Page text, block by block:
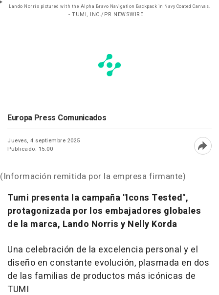
Lando Norris pictured with the Alpha Bravo Navigation Backpack in Navy Coated Canvas.
- TUMI, INC./PR NEWSWIRE
Europa Press Comunicados
Jueves, 4 septiembre 2025
Publicado: 15:00
(Información remitida por la empresa firmante)
Tumi presenta la campaña "Icons Tested",
protagonizada por los embajadores globales
de la marca, Lando Norris y Nelly Korda
Una celebración de la excelencia personal y el
diseño en constante evolución, plasmada en dos
de las familias de productos más icónicas de
TUMI